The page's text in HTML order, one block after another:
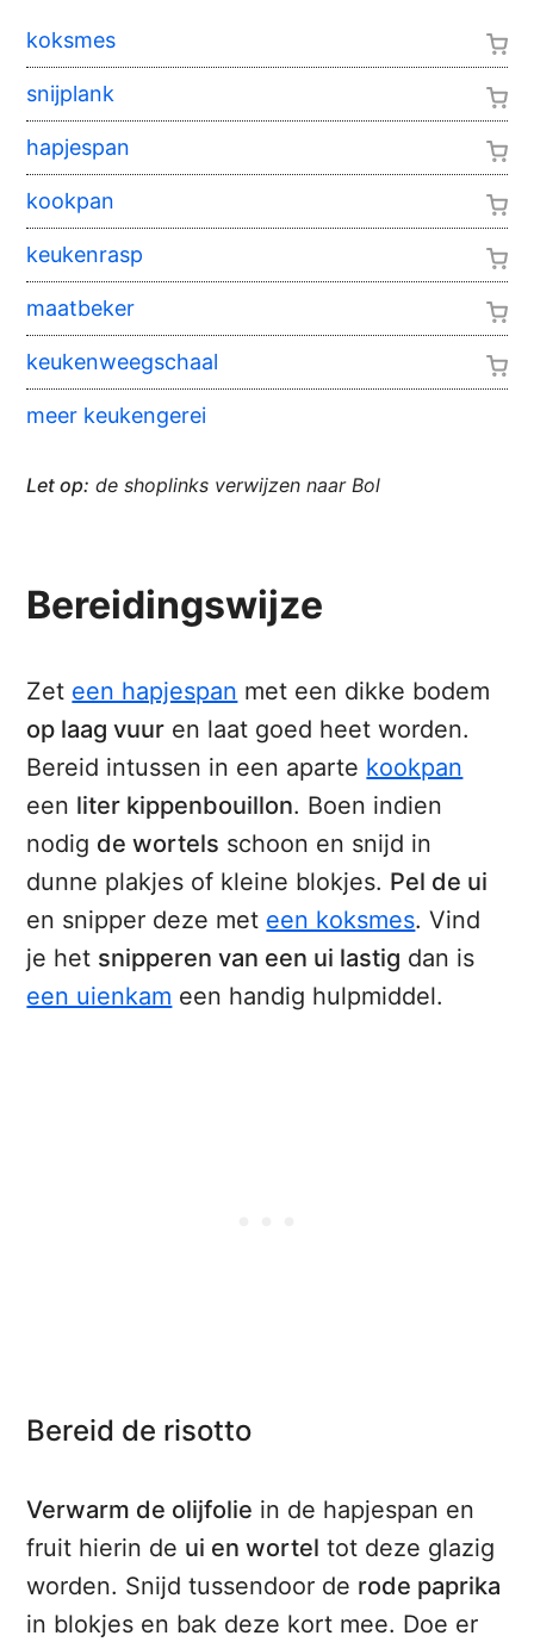
koksmes
snijplank
hapjespan
kookpan
keukenrasp
maatbeker
keukenweegschaal
meer keukengerei
Let op: de shoplinks verwijzen naar Bol
Bereidingswijze
Zet een hapjespan met een dikke bodem
op laag vuur en laat goed heet worden.
Bereid intussen in een aparte kookpan
een liter kippenbouillon. Boen indien
nodig de wortels schoon en snijd in
dunne plakjes of kleine blokjes. Pel de ui
en snipper deze met een koksmes. Vind
je het snipperen van een ui lastig dan is
een uienkam een handig hulpmiddel.
Bereid de risotto
Verwarm de olijfolie in de hapjespan en
fruit hierin de ui en wortel tot deze glazig
worden. Snijd tussendoor de rode paprika
in blokjes en bak deze kort mee. Doe er